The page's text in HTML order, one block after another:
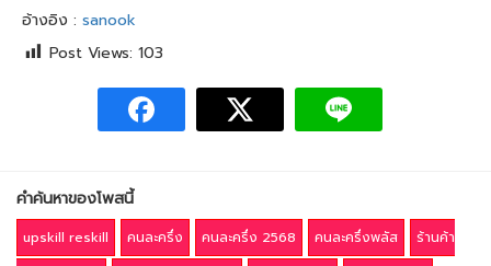
อ้างอิง : sanook
Post Views: 103
คำค้นหาของโพสนี้
upskill reskill คนละครึ่ง คนละครึ่ง 2568 คนละครึ่งพลัส
ร้านค้า